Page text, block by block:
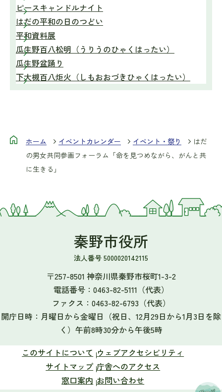
ピースキャンドルナイト
はだの平和の日のつどい
平和資料展
瓜生野百八松明（うりうのひゃくはったい）
瓜生野盆踊り
下大槻百八炬火（しもおおづきひゃくはったい）
ホーム イベントカレンダー イベント・祭り
はだ
の男女共同参画フォーラム「命を見つめながら、がんと共
に生きる」
秦野市役所
法人番号 5000020142115
〒257-8501 神奈川県秦野市桜町1-3-2
電話番号： 0463-82-5111 （代表）
ファクス： 0463-82-6793 （代表）
開庁日時：月曜日から金曜日（祝日、12月29日から1月3日を除
く）午前8時30分から午後5時
このサイトについて ウェブアクセシビリティ
サイトマップ 庁舎へのアクセス
窓口案内 お問い合わせ